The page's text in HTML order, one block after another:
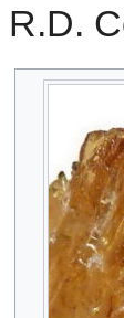
R.D.